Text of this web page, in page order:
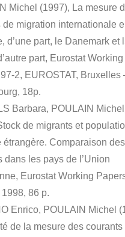
Michel (1997), La mesure
de migration internationale
d’une part, le Danemark et
part, Eurostat
2, EUROSTAT, Bruxelles
18p.
Barbara, POULAIN Michel
de migrants et
étrangère. Comparaison des
dans les pays de l’Union
Eurostat Working
1998, 86 p.
Enrico, POULAIN Michel
de la mesure des courants